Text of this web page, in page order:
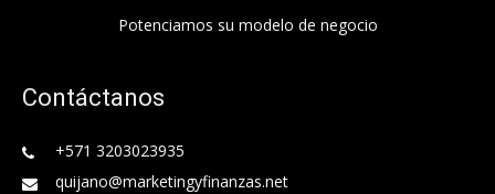
Potenciamos su modelo de negocio
Contáctanos
+571 3203023935
quijano@marketingyfinanzas.net